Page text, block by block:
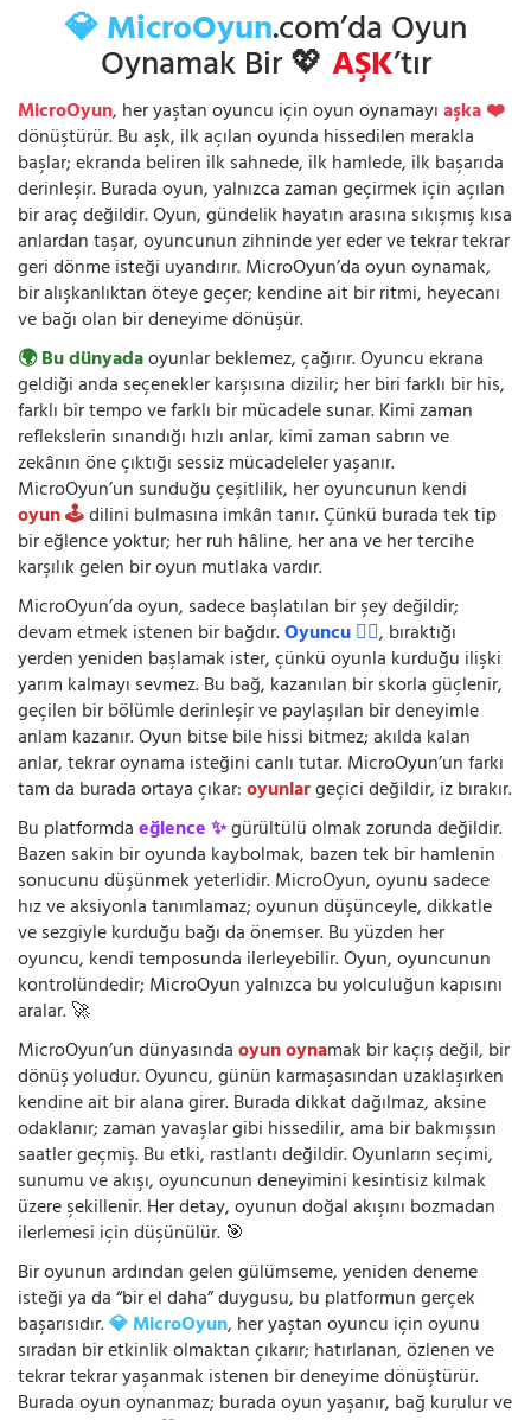
💎 MicroOyun.com’da Oyun
Oynamak Bir 💖AŞK’tır
MicroOyun, her yaştan oyuncu için oyun oynamayıaşka ❤️
dönüştürür. Bu aşk, ilk açılan oyunda hissedilen merakla
başlar; ekranda beliren ilk sahnede, ilk hamlede, ilk başarıda
derinleşir. Burada oyun, yalnızca zaman geçirmek için açılan
bir araç değildir. Oyun, gündelik hayatın arasına sıkışmış kısa
anlardan taşar, oyuncunun zihninde yer eder ve tekrar tekrar
geri dönme isteği uyandırır. MicroOyun’da oyun oynamak,
bir alışkanlıktan öteye geçer; kendine ait bir ritmi, heyecanı
ve bağı olan bir deneyime dönüşür.
🌍 Bu dünyadaoyunlar beklemez, çağırır. Oyuncu ekrana
geldiği anda seçenekler karşısına dizilir; her biri farklı bir his,
farklı bir tempo ve farklı bir mücadele sunar. Kimi zaman
reflekslerin sınandığı hızlı anlar, kimi zaman sabrın ve
zekânın öne çıktığı sessiz mücadeleler yaşanır.
MicroOyun’un sunduğu çeşitlilik, her oyuncunun kendi
oyun 🕹️dilini bulmasına imkân tanır. Çünkü burada tek tip
bir eğlence yoktur; her ruh hâline, her ana ve her tercihe
karşılık gelen bir oyun mutlaka vardır.
MicroOyun’da oyun, sadece başlatılan bir şey değildir;
devam etmek istenen bir bağdır.Oyuncu 🧍‍♂️, bıraktığı
yerden yeniden başlamak ister, çünkü oyunla kurduğu ilişki
yarım kalmayı sevmez. Bu bağ, kazanılan bir skorla güçlenir,
geçilen bir bölümle derinleşir ve paylaşılan bir deneyimle
anlam kazanır. Oyun bitse bile hissi bitmez; akılda kalan
anlar, tekrar oynama isteğini canlı tutar. MicroOyun’un farkı
tam da burada ortaya çıkar:oyunlargeçici değildir, iz bırakır.
Bu platformdaeğlence ✨gürültülü olmak zorunda değildir.
Bazen sakin bir oyunda kaybolmak, bazen tek bir hamlenin
sonucunu düşünmek yeterlidir. MicroOyun, oyunu sadece
hız ve aksiyonla tanımlamaz; oyunun düşünceyle, dikkatle
ve sezgiyle kurduğu bağı da önemser. Bu yüzden her
oyuncu, kendi temposunda ilerleyebilir. Oyun, oyuncunun
kontrolündedir; MicroOyun yalnızca bu yolculuğun kapısını
aralar. 🚀
MicroOyun’un dünyasındaoyun oynamak bir kaçış değil, bir
dönüş yoludur. Oyuncu, günün karmaşasından uzaklaşırken
kendine ait bir alana girer. Burada dikkat dağılmaz, aksine
odaklanır; zaman yavaşlar gibi hissedilir, ama bir bakmışsın
saatler geçmiş. Bu etki, rastlantı değildir. Oyunların seçimi,
sunumu ve akışı, oyuncunun deneyimini kesintisiz kılmak
üzere şekillenir. Her detay, oyunun doğal akışını bozmadan
ilerlemesi için düşünülür. 🎯
Bir oyunun ardından gelen gülümseme, yeniden deneme
isteği ya da “bir el daha” duygusu, bu platformun gerçek
başarısıdır.💎 MicroOyun, her yaştan oyuncu için oyunu
sıradan bir etkinlik olmaktan çıkarır; hatırlanan, özlenen ve
tekrar tekrar yaşanmak istenen bir deneyime dönüştürür.
Burada oyun oynanmaz; burada oyun yaşanır, bağ kurulur ve